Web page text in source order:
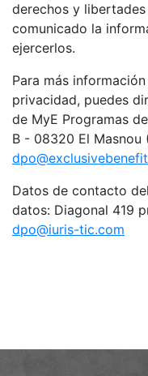
derechos y libertades
comunicado la
ejercerlos.
Para más
privacidad, puedes
de MyE Programas
B - 08320 El Masnou
Datos de contacto
datos: Diagonal 419
dpo@iuris-tic.com